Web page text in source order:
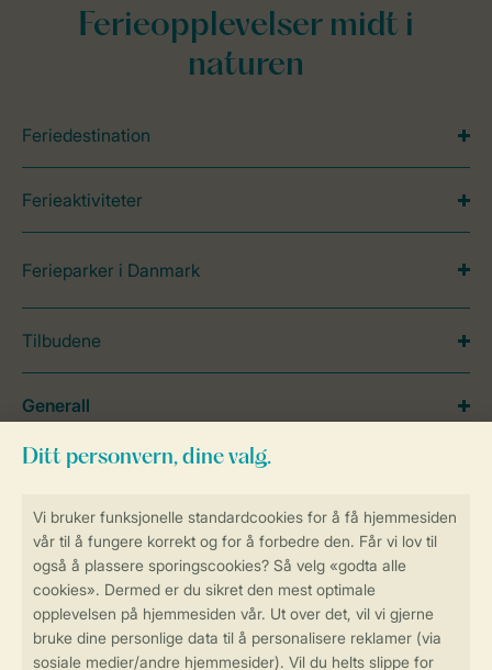
Sikker og rask online booking
Sikker datahåndtering
Ferieopplevelser midt i
naturen
Feriedestination
Ferieaktiviteter
Ferieparker i Danmark
Tilbudene
Generall
Service
Betalingsmuligheder